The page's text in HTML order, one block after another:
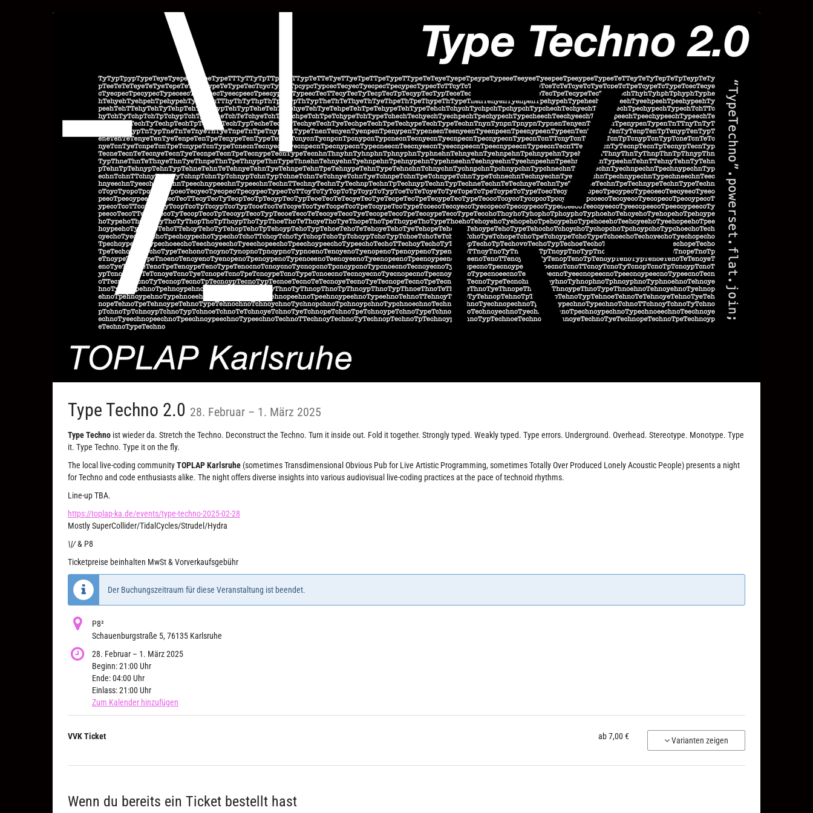
Type Techno 2.0 28. Februar –
bis
1. März 2025
Type Techno ist wieder da. Stretch the Techno. Deconstruct the Techno. Turn it inside out. Fold it together. Strongly typed. Weakly typed. Type errors. Underground. Overhead. Stereotype. Monotype. Type
it. Type Techno. Type it on the fly.
The local live-coding communityTOPLAP Karlsruhe (sometimes Transdimensional Obvious Pub for Live Artistic Programming, sometimes Totally Over Produced Lonely Acoustic People) presents a night
for Techno and code enthusiasts alike. The night offers diverse insights into various audiovisual live-coding practices at the pace of technoid rhythms.
Line-up TBA.
https://toplap-ka.de/events/type-techno-2025-02-28
Mostly SuperCollider/TidalCycles/Strudel/Hydra
\|/& P8
Ticketpreise beinhalten MwSt & Vorverkaufsgebühr
Der Buchungszeitraum für diese Veranstaltung ist beendet.
P8²
Schauenburgstraße 5, 76135 Karlsruhe
28. Februar – bis1. März 2025
Beginn:21:00Uhr
Ende:04:00Uhr
Einlass:21:00Uhr
Zum Kalender hinzufügen
Produkte
VVK Ticket ab 7,00 € Varianten zeigen
Wenn du bereits ein Ticket bestellt hast